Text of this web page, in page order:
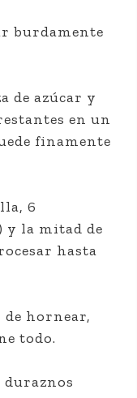
burdamente
de azúcar y
en un
finamente
6
y la mitad de
hasta
hornear,
todo.
duraznos